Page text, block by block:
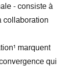
- consiste à
collaboration
marquent
qui